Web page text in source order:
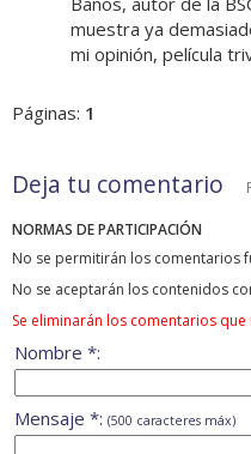
muestra ya
mi opinión, película
Páginas: 1
Deja tu comentario
NORMAS DE PARTICIPACIÓN
No se permitirán los comentarios
No se aceptarán los contenidos
Se eliminarán los comentarios
Nombre *:
Mensaje *: (500 caracteres máx)